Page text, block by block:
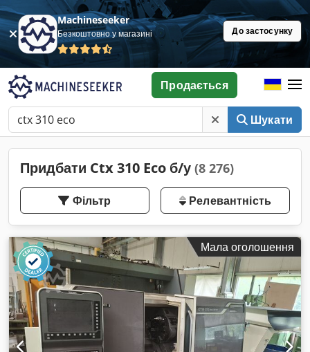
Machineseeker
Безкоштовно у магазині До застосунку
Шукати
Продається
Придбати Ctx 310 Eco б/у (8 276)
Фільтр Релевантність
Мала оголошення